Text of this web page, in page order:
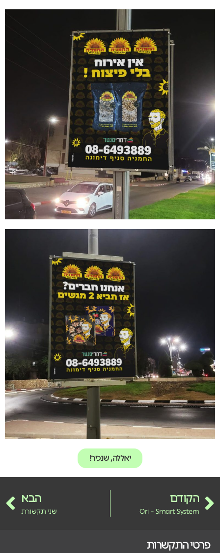
יאללה, שנכיר!
הקודם
Ori – Smart System
הבא
שני תקשורת
פרטי התקשרות